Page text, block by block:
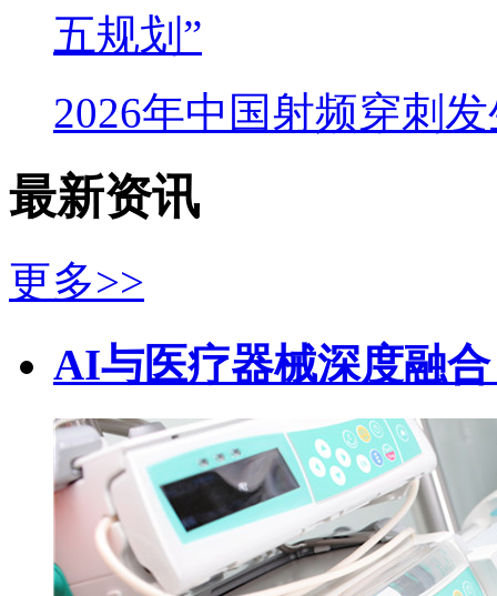
五规划”
2026年中国射频穿刺
最新资讯
更多>>
AI与医疗器械深度融